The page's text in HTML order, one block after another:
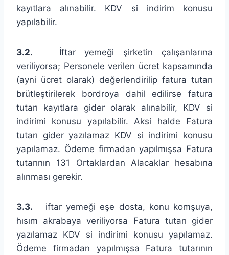
kayıtlara alınabilir. KDV si indirim konusu
yapılabilir.
3.2. İftar yemeği şirketin çalışanlarına
veriliyorsa; Personele verilen ücret kapsamında
(ayni ücret olarak) değerlendirilip fatura tutarı
brütleştirilerek bordroya dahil edilirse fatura
tutarı kayıtlara gider olarak alınabilir, KDV si
indirimi konusu yapılabilir. Aksi halde Fatura
tutarı gider yazılamaz KDV si indirimi konusu
yapılamaz. Ödeme firmadan yapılmışsa Fatura
tutarının 131 Ortaklardan Alacaklar hesabına
alınması gerekir.
3.3. iftar yemeği eşe dosta, konu komşuya,
hısım akrabaya veriliyorsa Fatura tutarı gider
yazılamaz KDV si indirimi konusu yapılamaz.
Ödeme firmadan yapılmışsa Fatura tutarının